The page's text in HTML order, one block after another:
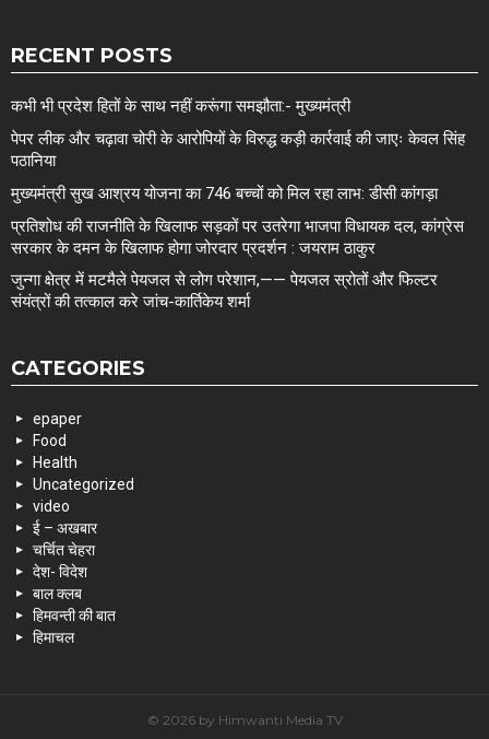
RECENT POSTS
कभी भी प्रदेश हितों के साथ नहीं करूंगा समझौता:- मुख्यमंत्री
पेपर लीक और चढ़ावा चोरी के आरोपियों के विरुद्ध कड़ी कार्रवाई की जाएः केवल सिंह
पठानिया
मुख्यमंत्री सुख आश्रय योजना का 746 बच्चों को मिल रहा लाभ: डीसी कांगड़ा
प्रतिशोध की राजनीति के खिलाफ सड़कों पर उतरेगा भाजपा विधायक दल, कांग्रेस
सरकार के दमन के खिलाफ होगा जोरदार प्रदर्शन : जयराम ठाकुर
जुन्गा क्षेत्र में मटमैले पेयजल से लोग परेशान,—— पेयजल स्रोतों और फिल्टर
संयंत्रों की तत्काल करे जांच-कार्तिकेय शर्मा
CATEGORIES
epaper
Food
Health
Uncategorized
video
ई – अखबार
चर्चित चेहरा
देश- विदेश
बाल क्लब
हिमवन्ती की बात
हिमाचल
© 2026 by Himwanti Media TV